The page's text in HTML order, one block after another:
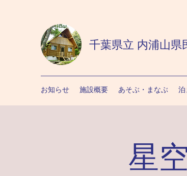
千葉県立 内浦山県
お知らせ 施設概要 あそぶ・まなぶ 泊
星